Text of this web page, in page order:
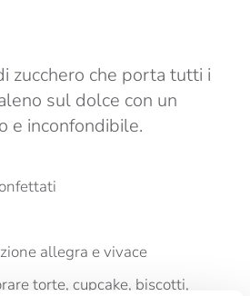
zucchero che porta tutti i
sul dolce con un
e inconfondibile.
allegra e vivace
torte, cupcake, biscotti,